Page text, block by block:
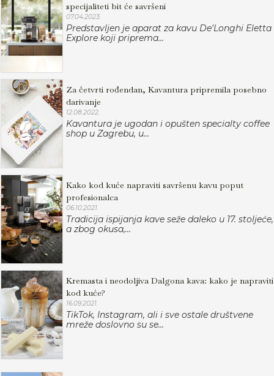
specijaliteti bit će savršeni
07.04.2023.
Predstavljen je aparat za kavu De'Longhi Eletta
Explore koji priprema...
Za četvrti rođendan, Kavantura pripremila posebno
darivanje
12.08.2022.
Kavantura je ugodan i opušten specialty coffee
shop u Zagrebu, u...
Kako kod kuće napraviti savršenu kavu poput
profesionalca
06.10.2021.
Tradicija ispijanja kave seže daleko u 17. stoljeće,
a zbog okusa,...
Kremasta i neodoljiva Dalgona kava: kako je napraviti
kod kuće?
16.09.2021.
TikTok, Instagram, ali i sve ostale društvene
mreže doslovno su se...